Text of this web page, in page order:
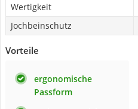
Wertigkeit
Jochbeinschutz
Vorteile
ergonomische
Passform